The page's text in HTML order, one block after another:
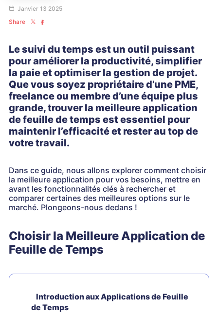
Janvier 13 2025
Share
Le suivi du temps est un outil puissant
pour améliorer la productivité, simplifier
la paie et optimiser la gestion de projet.
Que vous soyez propriétaire d’une PME,
freelance ou membre d’une équipe plus
grande, trouver la meilleure application
de feuille de temps est essentiel pour
maintenir l’efficacité et rester au top de
votre travail.
Dans ce guide, nous allons explorer comment choisir
la meilleure application pour vos besoins, mettre en
avant les fonctionnalités clés à rechercher et
comparer certaines des meilleures options sur le
marché. Plongeons-nous dedans !
Choisir la Meilleure Application de
Feuille de Temps
Introduction aux Applications de Feuille
de Temps